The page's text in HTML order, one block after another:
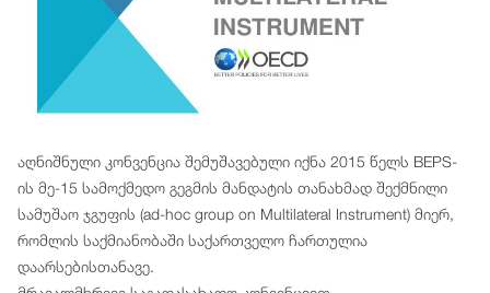
აღნიშნული კონვენცია შემუშავებული იქნა 2015 წელს BEPS-
ის მე-15 სამოქმედო გეგმის მანდატის თანახმად შექმნილი
სამუშაო ჯგუფის (ad-hoc group on Multilateral Instrument) მიერ,
რომლის საქმიანობაში საქართველო ჩართულია
დაარსებისთანავე.